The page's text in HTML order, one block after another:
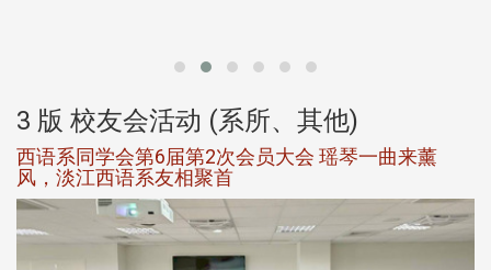
3 版 校友会活动 (系所、其他)
西语系同学会第6届第2次会员大会 瑶琴一曲来薰
风，淡江西语系友相聚首